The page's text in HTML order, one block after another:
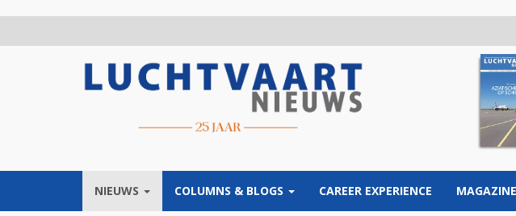
NIEUWS COLUMNS & BLOGS CAREER EXPERIENCE MAGAZINE